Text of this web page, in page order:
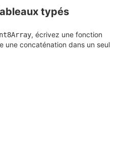
typés
, écrivez une fonction
une concaténation dans un seul